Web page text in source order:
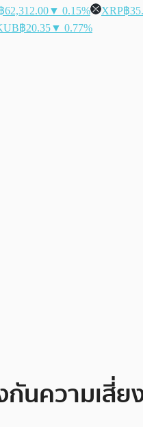
62,312.00▼ 0.15% XRP฿
฿20.35▼ 0.77%
นความเสี่